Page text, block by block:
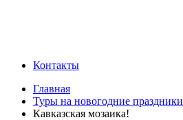
Контакты
Главная
Туры на новогодние праздники
Кавказская мозаика!